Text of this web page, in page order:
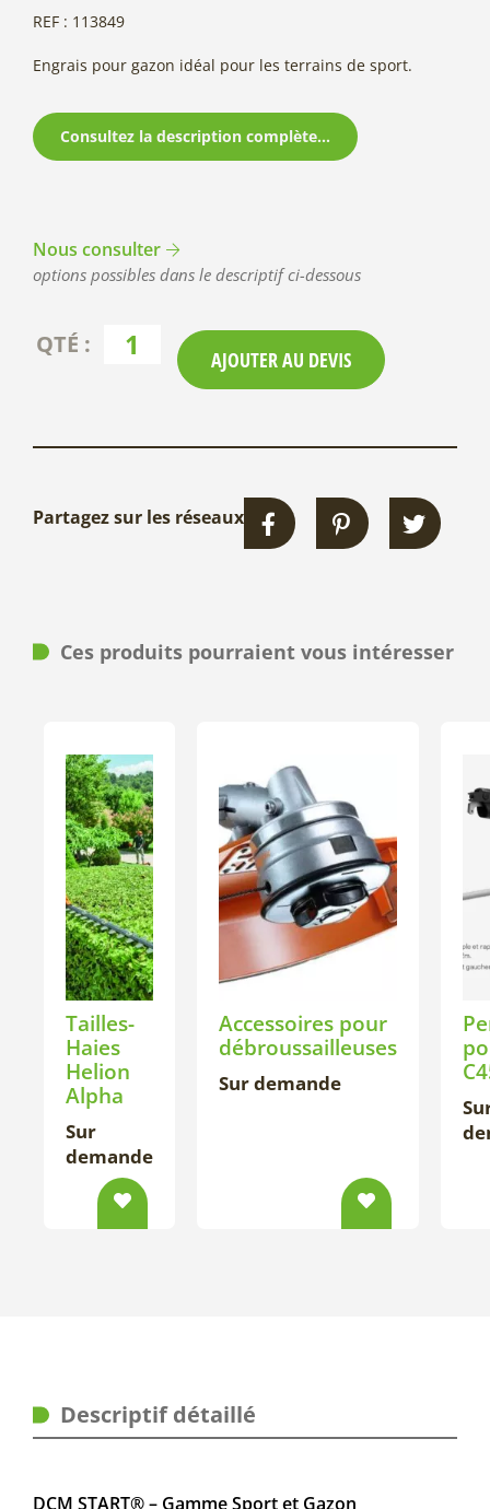
REF : 113849
Engrais pour gazon idéal pour les terrains de sport.
Consultez la description complète...
Nous consulter
options possibles dans le descriptif ci-dessous
AJOUTER AU DEVIS
Partagez sur les réseaux
Ces produits pourraient vous intéresser
Tailles-
Haies
Helion
Alpha
Sur
demande
Accessoires pour
débroussailleuses
Sur demande
Descriptif détaillé
DCM START® – Gamme Sport et Gazon